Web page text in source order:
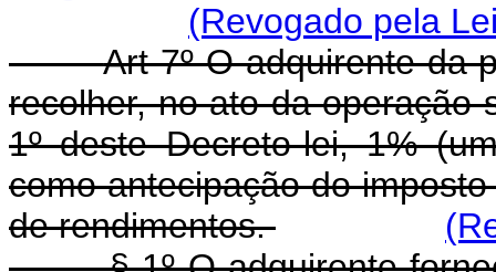
(Revogado pela
Art 7º O adquirente da
recolher, no ato da operação
1º deste Decreto-lei, 1%
como antecipação do
de rendimentos.